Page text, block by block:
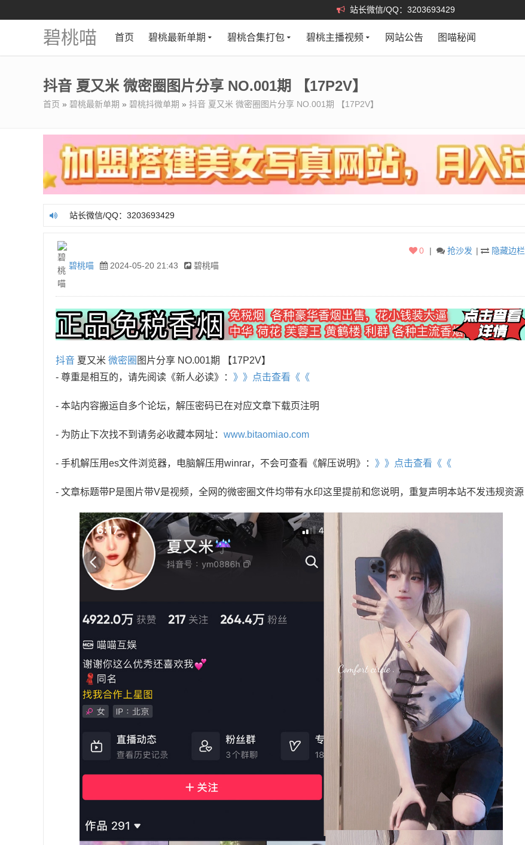
站长微信/QQ：3203693429
碧桃喵 首页 碧桃最新单期 碧桃合集打包 碧桃主播视频 网站公告 图喵秘闻
抖音 夏又米 微密圈图片分享 NO.001期 【17P2V】
首页 » 碧桃最新单期 » 碧桃抖微单期 » 抖音 夏又米 微密圈图片分享 NO.001期 【17P2V】
站长微信/QQ：3203693429
碧桃喵 2024-05-20 21:43 碧桃喵
| 隐藏边栏
| 抢沙发
0
抖音 夏又米 微密圈 图片分享 NO.001期 【17P2V】
- 尊重是相互的，请先阅读《新人必读》： 》》点击查看《《
- 本站内容搬运自多个论坛，解压密码已在对应文章下载页注明
- 为防止下次找不到请务必收藏本网址： www.bitaomiao.com
- 手机解压用es文件浏览器，电脑解压用winrar，不会可查看《解压说明》： 》》点击查看《《
- 文章标题带P是图片带V是视频，全网的微密圈文件均带有水印这里提前和您说明，重复声明本站不发违规资源